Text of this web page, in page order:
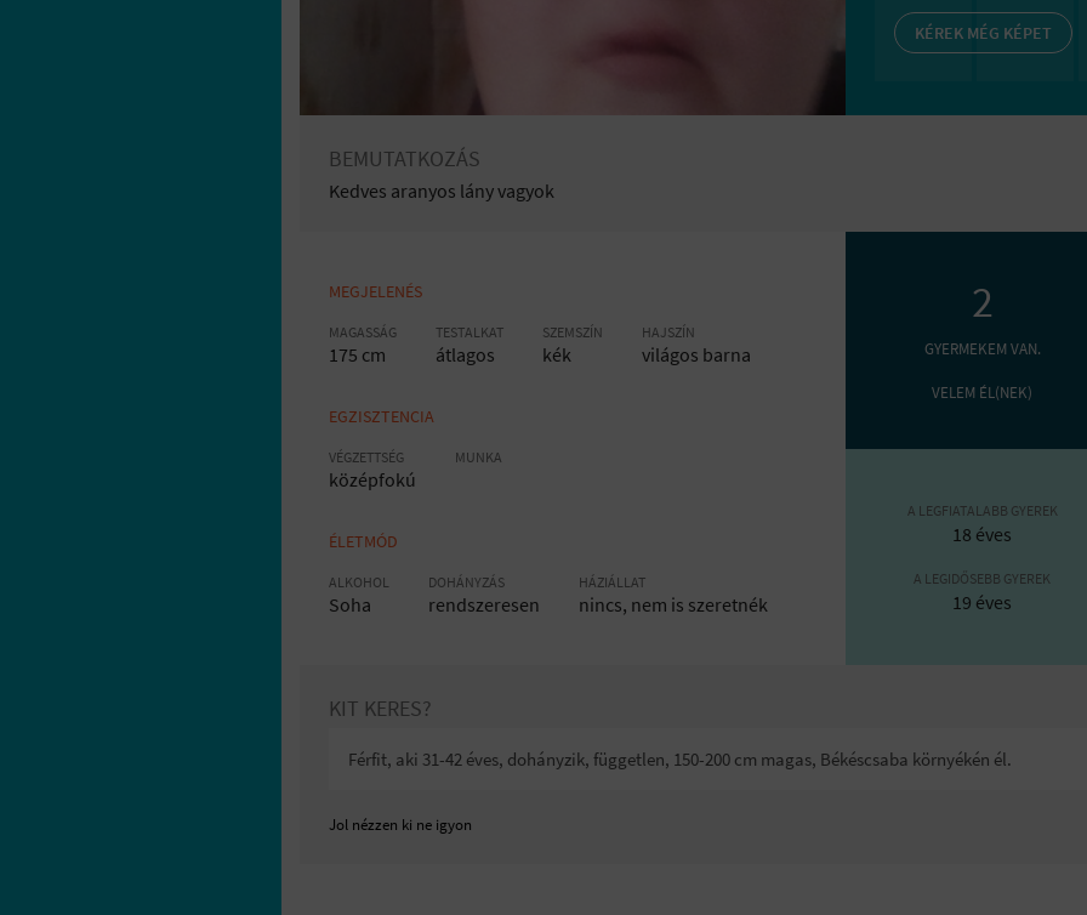
KÉREK MÉG KÉPET
BEMUTATKOZÁS
Kedves aranyos lány vagyok
MEGJELENÉS
MAGASSÁG
175 cm
TESTALKAT
átlagos
SZEMSZÍN
kék
HAJSZÍN
világos barna
EGZISZTENCIA
VÉGZETTSÉG
középfokú
MUNKA
ÉLETMÓD
ALKOHOL
Soha
DOHÁNYZÁS
rendszeresen
HÁZIÁLLAT
nincs, nem is szeretnék
2
GYERMEKEM VAN.
VELEM ÉL(NEK)
A LEGFIATALABB GYEREK
18 éves
A LEGIDŐSEBB GYEREK
19 éves
KIT KERES?
Férfit, aki 31-42 éves, dohányzik, független, 150-200 cm magas, Békéscsaba környékén él.
Jol nézzen ki ne igyon